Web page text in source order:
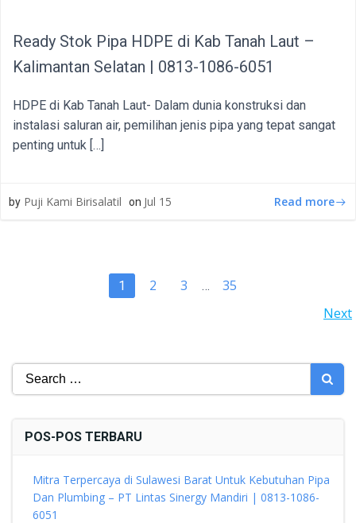
Ready Stok Pipa HDPE di Kab Tanah Laut –
Kalimantan Selatan | 0813-1086-6051
HDPE di Kab Tanah Laut- Dalam dunia konstruksi dan
instalasi saluran air, pemilihan jenis pipa yang tepat sangat
penting untuk […]
by Puji Kami Birisalatil on Jul 15 Read more
Page
1 Page
2 Page
3 … Page
35
NAVIGATION
Next
Search
POS-POS TERBARU
Mitra Terpercaya di Sulawesi Barat Untuk Kebutuhan Pipa
Dan Plumbing – PT Lintas Sinergy Mandiri | 0813-1086-
6051